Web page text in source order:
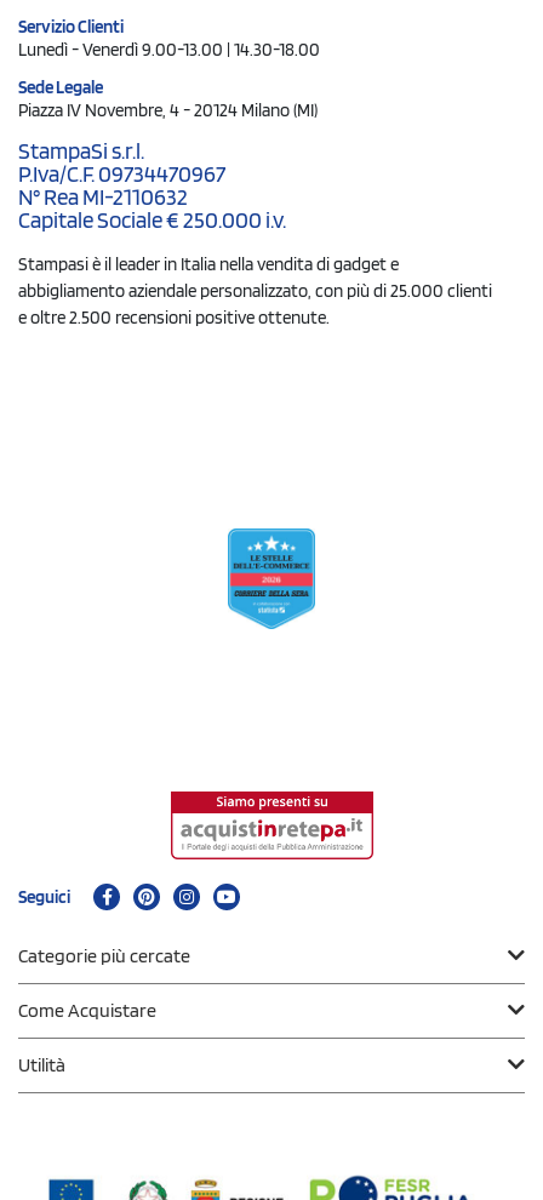
Servizio Clienti
Lunedì - Venerdì 9.00-13.00 | 14.30-18.00
Sede Legale
Piazza IV Novembre, 4 - 20124 Milano (MI)
StampaSi s.r.l.
P.Iva/C.F. 09734470967
N° Rea MI-2110632
Capitale Sociale € 250.000 i.v.
Stampasi è il leader in Italia nella vendita di gadget e
abbigliamento aziendale personalizzato, con più di 25.000 clienti
e oltre 2.500 recensioni positive ottenute.
Seguici
Categorie più cercate
Come Acquistare
Utilità